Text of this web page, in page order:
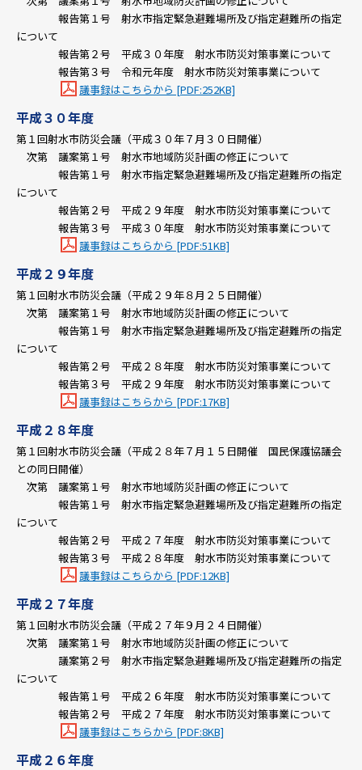
報告第１号 射水市指定緊急避難場所及び指定避難所の指定
について
報告第２号 平成３０年度 射水市防災対策事業について
報告第３号 令和元年度 射水市防災対策事業について
議事録はこちらから [PDF:252KB]
平成３０年度
第１回射水市防災会議（平成３０年７月３０日開催）
次第 議案第１号 射水市地域防災計画の修正について
報告第１号 射水市指定緊急避難場所及び指定避難所の指定
について
報告第２号 平成２９年度 射水市防災対策事業について
報告第３号 平成３０年度 射水市防災対策事業について
議事録はこちらから [PDF:51KB]
平成２９年度
第１回射水市防災会議（平成２９年８月２５日開催）
次第 議案第１号 射水市地域防災計画の修正について
報告第１号 射水市指定緊急避難場所及び指定避難所の指定
について
報告第２号 平成２８年度 射水市防災対策事業について
報告第３号 平成２９年度 射水市防災対策事業について
議事録はこちらから [PDF:17KB]
平成２８年度
第１回射水市防災会議（平成２８年７月１５日開催 国民保護協議会
との同日開催）
次第 議案第１号 射水市地域防災計画の修正について
報告第１号 射水市指定緊急避難場所及び指定避難所の指定
について
報告第２号 平成２７年度 射水市防災対策事業について
報告第３号 平成２８年度 射水市防災対策事業について
議事録はこちらから [PDF:12KB]
平成２７年度
第１回射水市防災会議（平成２７年９月２４日開催）
次第 議案第１号 射水市地域防災計画の修正について
議案第２号 射水市指定緊急避難場所及び指定避難所の指定
について
報告第１号 平成２６年度 射水市防災対策事業について
報告第２号 平成２７年度 射水市防災対策事業について
議事録はこちらから [PDF:8KB]
平成２６年度